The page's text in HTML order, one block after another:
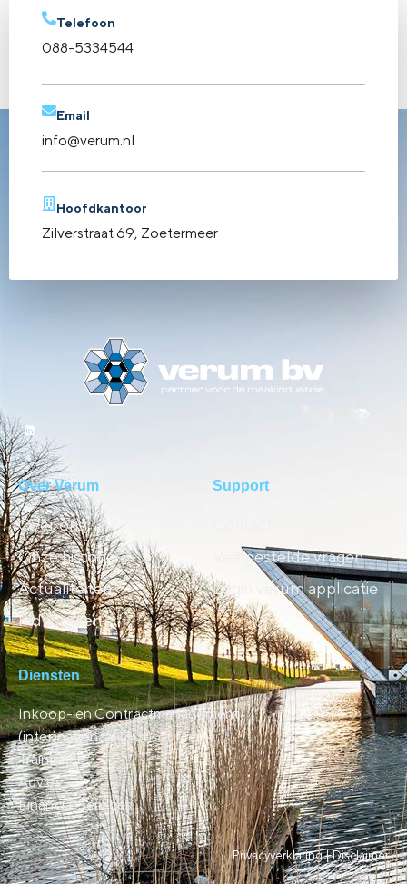
Ontwikkelen, assembleren en testen van modules en
complete systemen.
vorige Volgende
Telefoon
088-5334544
Email
info@verum.nl
Hoofdkantoor
Zilverstraat 69, Zoetermeer
Over Verum
Over ons
Onze historie
Actualiteiten
Industrieën
Support
Veelgestelde vragen
Login verum applicatie
Diensten
Inkoop- en Contractmanagement
(inter)nationaal (out)sourcen
Trainingen
Advies
Financial Services
Privacyverklaring |Disclaimer